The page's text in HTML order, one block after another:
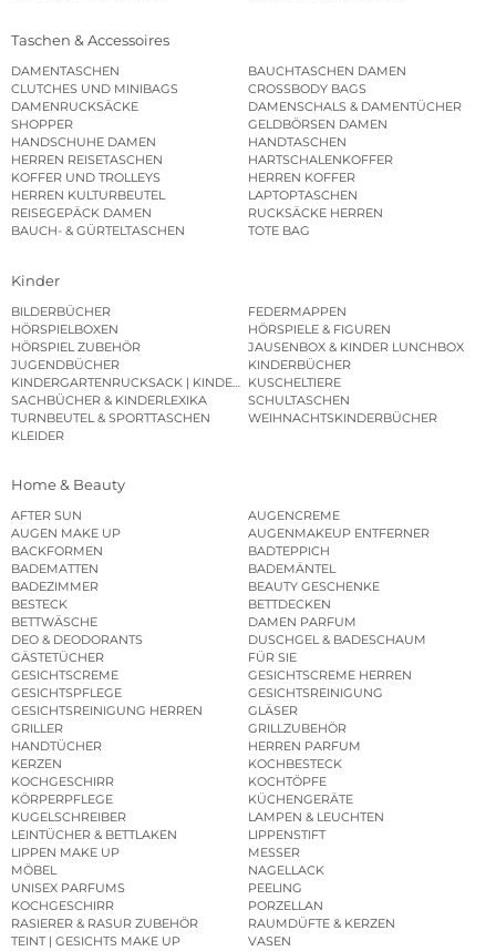
Taschen & Accessoires
DAMENTASCHEN
BAUCHTASCHEN DAMEN
CLUTCHES UND MINIBAGS
CROSSBODY BAGS
DAMENRUCKSÄCKE
DAMENSCHALS & DAMENTÜCHER
SHOPPER
GELDBÖRSEN DAMEN
HANDSCHUHE DAMEN
HANDTASCHEN
HERREN REISETASCHEN
HARTSCHALENKOFFER
KOFFER UND TROLLEYS
HERREN KOFFER
HERREN KULTURBEUTEL
LAPTOPTASCHEN
REISEGEPÄCK DAMEN
RUCKSÄCKE HERREN
BAUCH- & GÜRTELTASCHEN
TOTE BAG
Kinder
BILDERBÜCHER
FEDERMAPPEN
HÖRSPIELBOXEN
HÖRSPIELE & FIGUREN
HÖRSPIEL ZUBEHÖR
JAUSENBOX & KINDER LUNCHBOX
JUGENDBÜCHER
KINDERBÜCHER
KINDERGARTENRUCKSACK | KINDERGARTENBEUTEL
KUSCHELTIERE
SACHBÜCHER & KINDERLEXIKA
SCHULTASCHEN
TURNBEUTEL & SPORTTASCHEN
WEIHNACHTSKINDERBÜCHER
KLEIDER
Home & Beauty
AFTER SUN
AUGENCREME
AUGEN MAKE UP
AUGENMAKEUP ENTFERNER
BACKFORMEN
BADTEPPICH
BADEMATTEN
BADEMÄNTEL
BADEZIMMER
BEAUTY GESCHENKE
BESTECK
BETTDECKEN
BETTWÄSCHE
DAMEN PARFUM
DEO & DEODORANTS
DUSCHGEL & BADESCHAUM
GÄSTETÜCHER
FÜR SIE
GESICHTSCREME
GESICHTSCREME HERREN
GESICHTSPFLEGE
GESICHTSREINIGUNG
GESICHTSREINIGUNG HERREN
GLÄSER
GRILLER
GRILLZUBEHÖR
HANDTÜCHER
HERREN PARFUM
KERZEN
KOCHBESTECK
KOCHGESCHIRR
KOCHTÖPFE
KÖRPERPFLEGE
KÜCHENGERÄTE
KUGELSCHREIBER
LAMPEN & LEUCHTEN
LEINTÜCHER & BETTLAKEN
LIPPENSTIFT
LIPPEN MAKE UP
MESSER
MÖBEL
NAGELLACK
UNISEX PARFUMS
PEELING
KOCHGESCHIRR
PORZELLAN
RASIERER & RASUR ZUBEHÖR
RAUMDÜFTE & KERZEN
TEINT | GESICHTS MAKE UP
VASEN